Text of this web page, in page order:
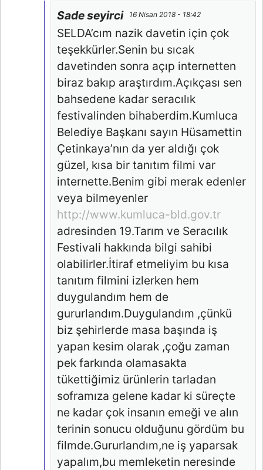
Sade seyirci 16 Nisan 2018 - 18:42
SELDA’cım nazik davetin için çok
teşekkürler.Senin bu sıcak
davetinden sonra açıp internetten
biraz bakıp araştırdım.Açıkçası sen
bahsedene kadar seracılık
festivalinden bihaberdim.Kumluca
Belediye Başkanı sayın Hüsamettin
Çetinkaya’nın da yer aldığı çok
güzel, kısa bir tanıtım filmi var
internette.Benim gibi merak edenler
veya bilmeyenler
http://www.kumluca-bld.gov.tr
adresinden 19.Tarım ve Seracılık
Festivali hakkında bilgi sahibi
olabilirler.İtiraf etmeliyim bu kısa
tanıtım filmini izlerken hem
duygulandım hem de
gururlandım.Duygulandım ,çünkü
biz şehirlerde masa başında iş
yapan kesim olarak ,çoğu zaman
pek farkında olamasakta
tükettiğimiz ürünlerin tarladan
soframıza gelene kadar ki süreçte
ne kadar çok insanın emeği ve alın
terinin sonucu olduğunu gördüm bu
filmde.Gururlandım,ne iş yaparsak
yapalım,bu memleketin neresinde